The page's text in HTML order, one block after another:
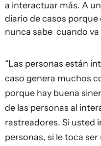
a interactuar más. A
diario de casos
nunca sabe cuando va
“Las personas están
caso genera muchos
porque hay buena
de las personas al
rastreadores. Si usted
personas, si le toca ser